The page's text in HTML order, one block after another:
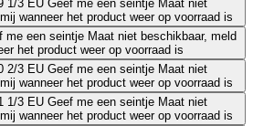
1/3 EU Geef me een seintje Maat niet
wanneer het product weer op voorraad is
me een seintje Maat niet beschikbaar, meld
het product weer op voorraad is
2/3 EU Geef me een seintje Maat niet
wanneer het product weer op voorraad is
1/3 EU Geef me een seintje Maat niet
wanneer het product weer op voorraad is